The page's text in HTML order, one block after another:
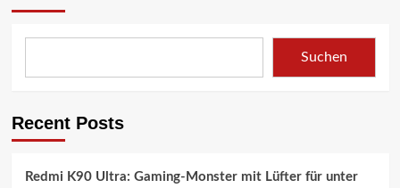
Suchen
Recent Posts
Redmi K90 Ultra: Gaming-Monster mit Lüfter für unter